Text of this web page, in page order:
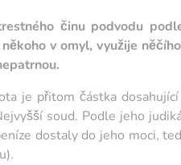
činu podvodu
v omyl, využije
je přitom částka
soud. Podle jeho
dostaly do jeho moci,